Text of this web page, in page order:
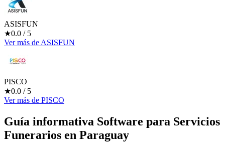
ASISFUN
★0.0 / 5
Ver más de ASISFUN
PISCO
★0.0 / 5
Ver más de PISCO
Guía informativa Software para Servicios
Funerarios en Paraguay